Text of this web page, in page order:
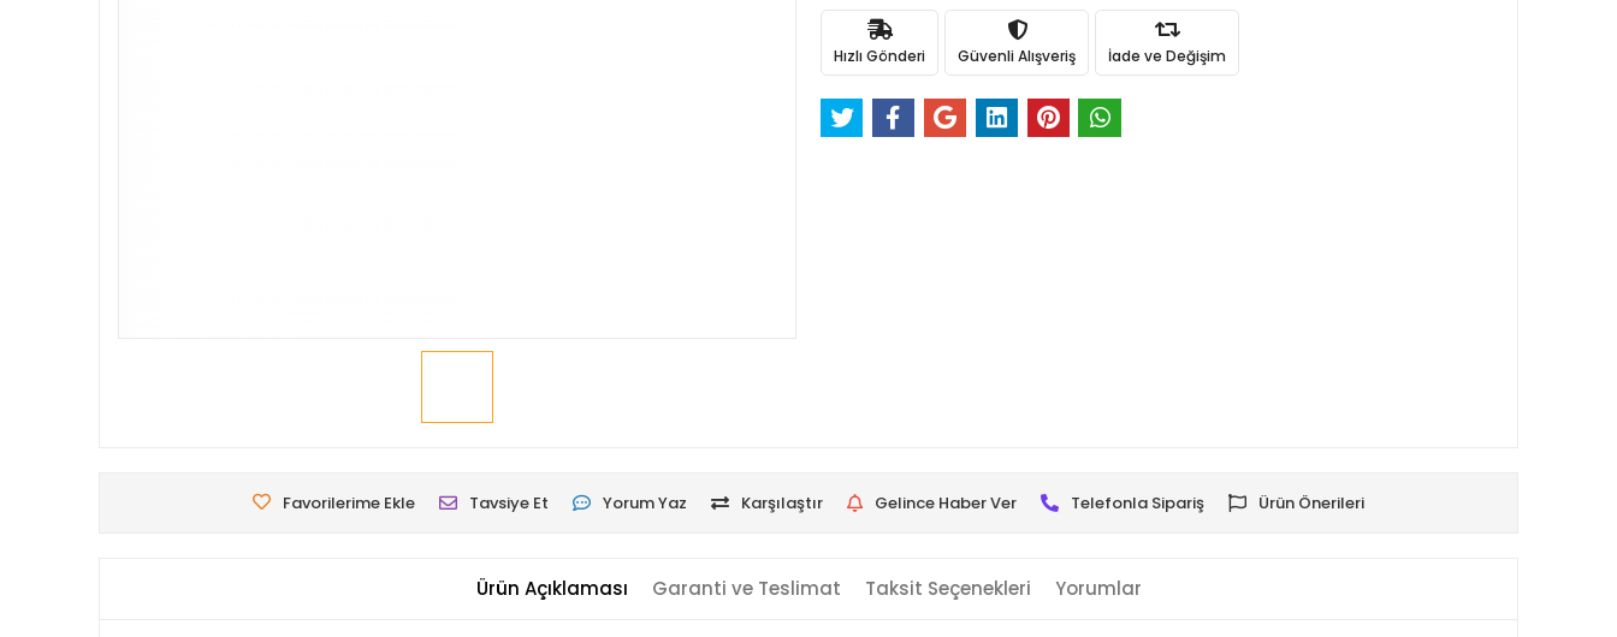
Hızlı Gönderi Güvenli Alışveriş İade ve Değişim
Favorilerime Ekle Tavsiye Et Yorum Yaz Karşılaştır Gelince Haber Ver Telefonla Sipariş Ürün Önerileri
Ürün Açıklaması Garanti ve Teslimat Taksit Seçenekleri Yorumlar